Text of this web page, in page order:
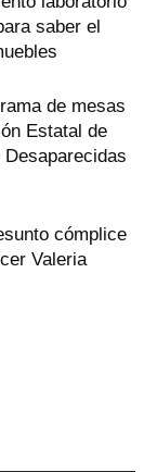
saber el
de mesas
Estatal de
cómplice
Valeria